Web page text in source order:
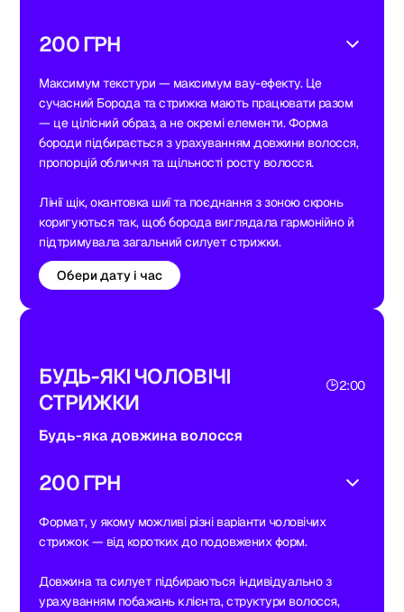
200 ГРН
Максимум текстури — максимум вау-ефекту. Це
сучасний Борода та стрижка мають працювати разом
— це цілісний образ, а не окремі елементи. Форма
бороди підбирається з урахуванням довжини волосся,
пропорцій обличчя та щільності росту волосся.
Лінії щік, окантовка шиї та поєднання з зоною скронь
коригуються так, щоб борода виглядала гармонійно й
підтримувала загальний силует стрижки.
Обери дату і час
БУДЬ-ЯКІ ЧОЛОВІЧІ
СТРИЖКИ
2:00
Будь-яка довжина волосся
200 ГРН
Формат, у якому можливі різні варіанти чоловічих
стрижок — від коротких до подовжених форм.
Довжина та силует підбираються індивідуально з
урахуванням побажань клієнта, структури волосся,